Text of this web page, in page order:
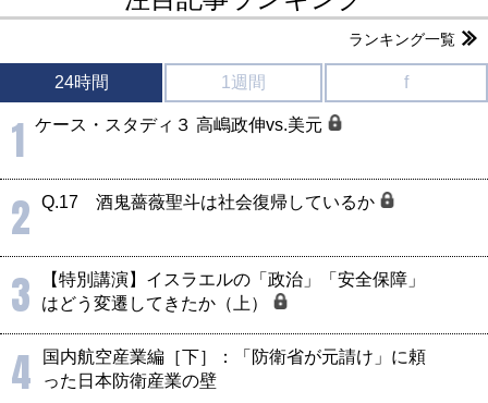
ランキング一覧
24時間 1週間 f
1 ケース・スタディ３ 高嶋政伸vs.美元
2 Q.17 酒鬼薔薇聖斗は社会復帰しているか
3
【特別講演】イスラエルの「政治」「安全保障」
はどう変遷してきたか（上）
4
国内航空産業編［下］：「防衛省が元請け」に頼
った日本防衛産業の壁